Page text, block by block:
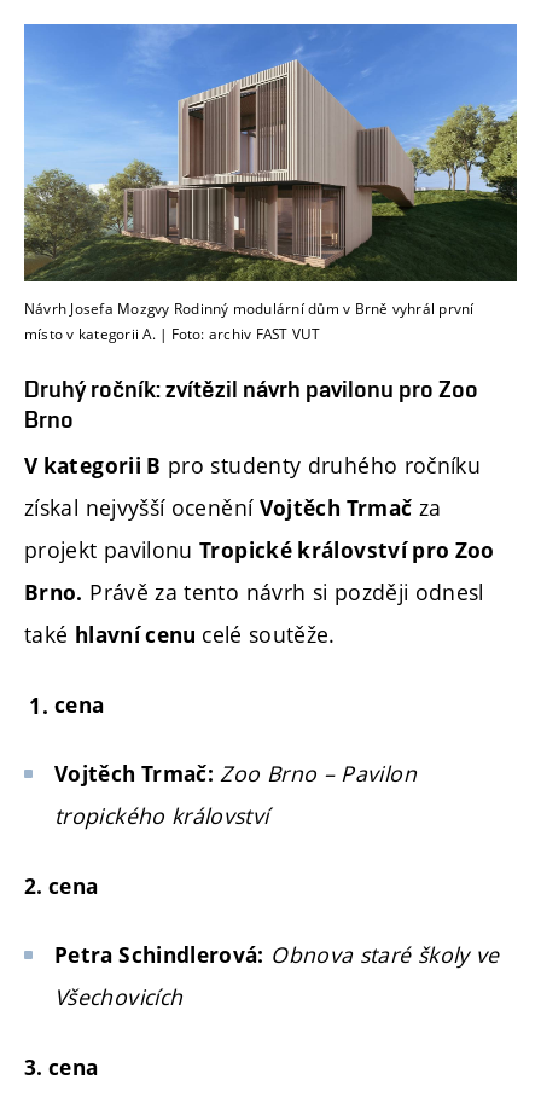
Návrh Josefa Mozgvy Rodinný modulární dům v Brně vyhrál první
místo v kategorii A. | Foto: archiv FAST VUT
Druhý ročník: zvítězil návrh pavilonu pro Zoo
Brno
V kategorii B pro studenty druhého ročníku
získal nejvyšší ocenění Vojtěch Trmač za
projekt pavilonuTropické království pro Zoo
Brno. Právě za tento návrh si později odnesl
také hlavní cenu celé soutěže.
cena
Vojtěch Trmač: Zoo Brno – Pavilon
tropického království
2. cena
Petra Schindlerová: Obnova staré školy ve
Všechovicích
3. cena